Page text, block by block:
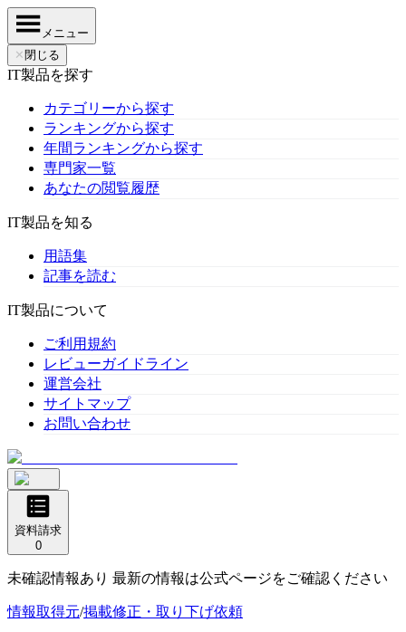
メニュー
✕ 閉じる
IT製品を探す
カテゴリーから探す
ランキングから探す
年間ランキングから探す
専門家一覧
あなたの閲覧履歴
IT製品を知る
用語集
記事を読む
IT製品について
ご利用規約
レビューガイドライン
運営会社
サイトマップ
お問い合わせ
資料請求
0
未確認情報あり 最新の情報は公式ページをご確認ください
情報取得元/掲載修正・取り下げ依頼